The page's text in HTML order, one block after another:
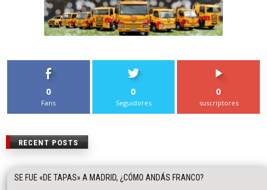
0
Fans
0
Seguidores
0
suscriptores
RECENT POSTS
SE FUE «DE TAPAS» A MADRID, ¿CÓMO ANDÁS FRANCO?